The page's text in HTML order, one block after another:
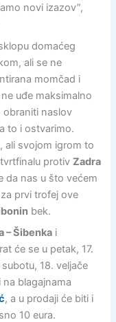
novi izazov”,
domaćeg
ali se ne
momčad i
uđe maksimalno
obraniti naslov
to i ostvarimo.
ali svojom igrom to
protiv Zadra
da nas u što većem
prvi trofej ove
bek.
– Šibenkai
će se u petak, 17.
18. veljače
blagajnama
, a u prodaji će biti i
10 eura.